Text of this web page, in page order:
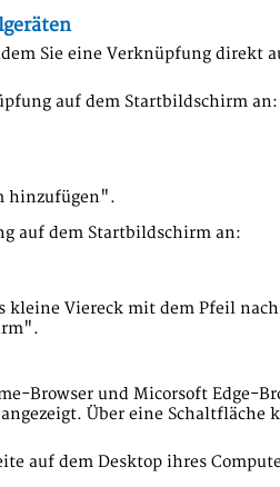
Sie eine Verknüpfung direkt
auf dem Startbildschirm an:
hinzufügen".
auf dem Startbildschirm an:
Viereck mit dem Pfeil
Browser und Micorsoft Edge-
Über eine Schaltfläche
auf dem Desktop ihres